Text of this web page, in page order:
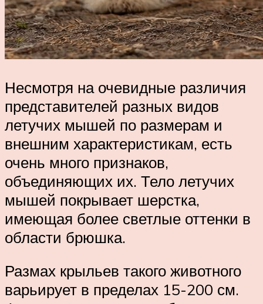
Несмотря на очевидные различия
представителей разных видов
летучих мышей по размерам и
внешним характеристикам, есть
очень много признаков,
объединяющих их. Тело летучих
мышей покрывает шерстка,
имеющая более светлые оттенки в
области брюшка.
Размах крыльев такого животного
варьирует в пределах 15-200 см.